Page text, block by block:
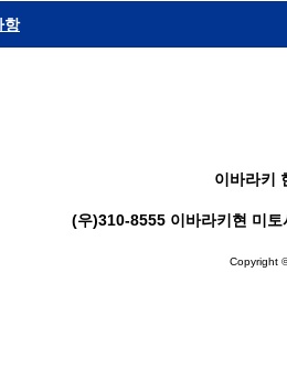
항
이바라키
(우)310-8555 이바라키현 미
Copyright